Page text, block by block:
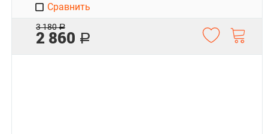
3 180 Р
2 860 Р
Сравнить